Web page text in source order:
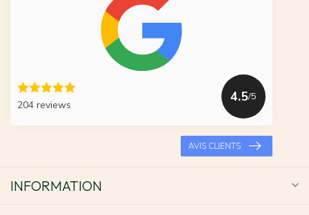
204 reviews
4.5/5
AVIS CLIENTS
INFORMATION